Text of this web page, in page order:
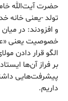
حضرت آیت‌الله
تولد -یعنی خانه
و افزودند: در
خصوصیت یعنی
الگو قرار دادن
بر فراز آن‌ها
پیشرفت‌هایی
داریم.